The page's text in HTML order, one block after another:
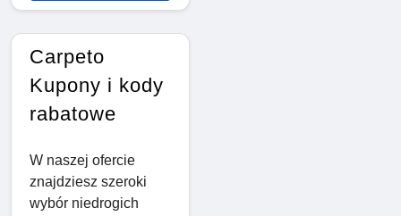
Carpeto
Kupony i kody
rabatowe
W naszej ofercie
znajdziesz szeroki
wybór niedrogich